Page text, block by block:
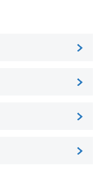
実施していま
れ、作業所に
くことがで